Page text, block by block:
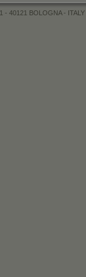
40121 BOLOGNA -